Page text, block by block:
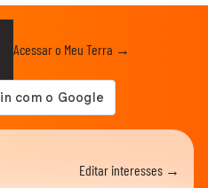
Acessar o Meu Terra →
Editar interesses →